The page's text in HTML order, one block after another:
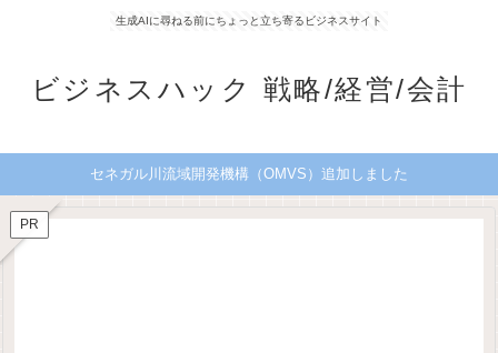
生成AIに尋ねる前にちょっと立ち寄るビジネスサイト
ビジネスハック 戦略/経営/会計
セネガル川流域開発機構（OMVS）追加しました
PR